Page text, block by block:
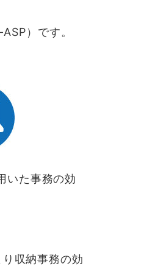
）です。
いた事務の効
収納事務の効